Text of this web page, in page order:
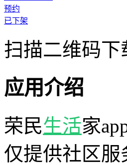
预约
已下架
扫描二维码下
应用介绍
荣民生活家
仅提供社区